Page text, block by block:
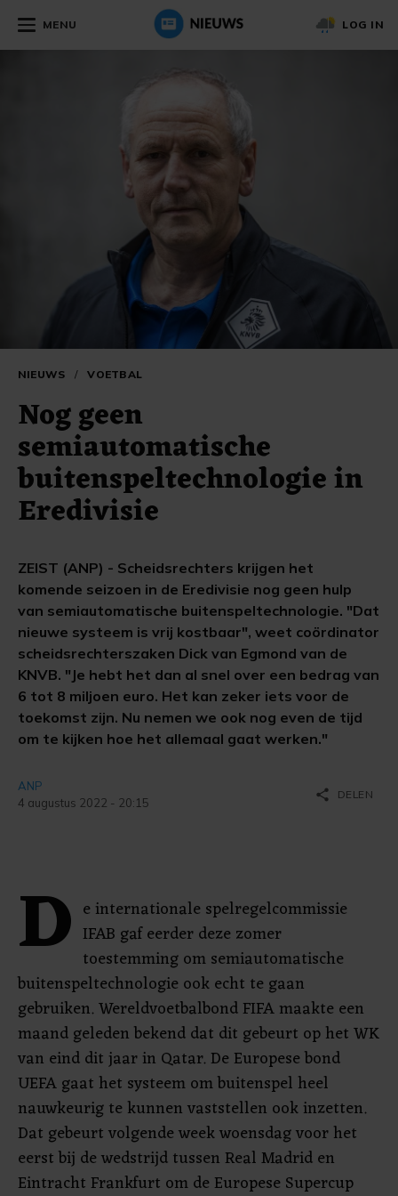
MENU LOG IN
NIEUWS / VOETBAL
Nog geen
semiautomatische
buitenspeltechnologie in
Eredivisie
ZEIST (ANP) - Scheidsrechters krijgen het
komende seizoen in de Eredivisie nog geen hulp
van semiautomatische buitenspeltechnologie. "Dat
nieuwe systeem is vrij kostbaar", weet coördinator
scheidsrechterszaken Dick van Egmond van de
KNVB. "Je hebt het dan al snel over een bedrag van
6 tot 8 miljoen euro. Het kan zeker iets voor de
toekomst zijn. Nu nemen we ook nog even de tijd
om te kijken hoe het allemaal gaat werken."
ANP
4 augustus 2022 - 20:15
share DELEN
D e internationale spelregelcommissie
IFAB gaf eerder deze zomer
toestemming om semiautomatische
buitenspeltechnologie ook echt te gaan
gebruiken. Wereldvoetbalbond FIFA maakte een
maand geleden bekend dat dit gebeurt op het WK
van eind dit jaar in Qatar. De Europese bond
UEFA gaat het systeem om buitenspel heel
nauwkeurig te kunnen vaststellen ook inzetten.
Dat gebeurt volgende week woensdag voor het
eerst bij de wedstrijd tussen Real Madrid en
Eintracht Frankfurt om de Europese Supercup